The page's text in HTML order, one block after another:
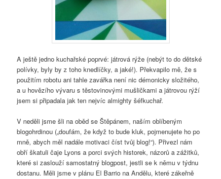
A ještě jedno kuchařské poprvé: játrová rýže (nebýt to do dětské
polívky, byly by z toho knedlíčky, a jaké!). Překvapilo mě, že s
použitím robotu ani tahle zavářka není nic démonicky složitého,
a u hovězího vývaru s těstovinovými mušličkami a játrovou rýží
jsem si připadala jak ten nejvíc almighty šéfkuchař.
V neděli jsme šli na oběd se Štěpánem, naším oblíbeným
blogohrdinou („doufám, že když to bude kluk, pojmenujete ho po
mně, abych měl nadále motivaci číst tvůj blog!“). Přivezl nám
obří škatuli čaje Lyons a porci svých historek, názorů a zážitků,
které si zaslouží samostatný blogpost, jestli se k němu v týdnu
dostanu. Měli jsme v plánu El Barrio na Andělu, které zákeřně